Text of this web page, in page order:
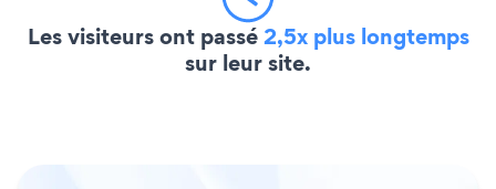
Les visiteurs ont passé2,5x plus longtemps
sur leur site.